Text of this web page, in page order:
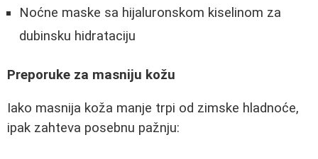
Noćne maske sa hijaluronskom kiselinom za
dubinsku hidrataciju
Preporuke za masniju kožu
Iako masnija koža manje trpi od zimske hladnoće,
ipak zahteva posebnu pažnju: